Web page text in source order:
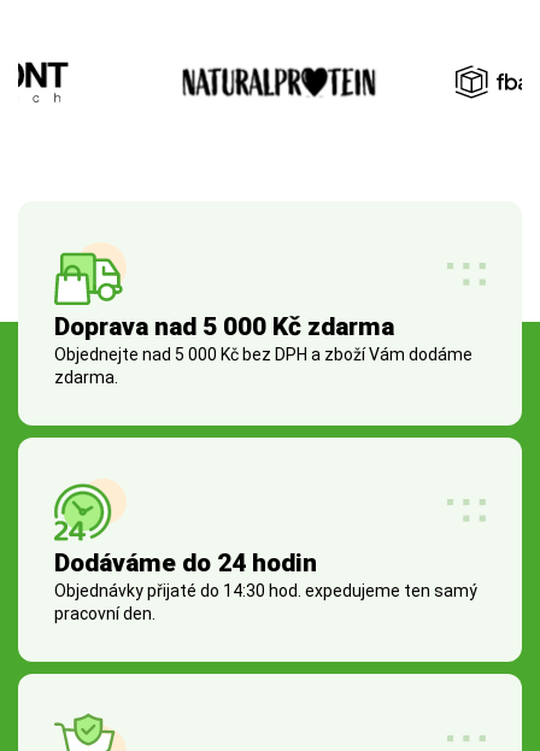
Doprava nad 5 000 Kč zdarma
Objednejte nad 5 000 Kč bez DPH a zboží Vám dodáme
zdarma.
Dodáváme do 24 hodin
Objednávky přijaté do 14:30 hod. expedujeme ten samý
pracovní den.